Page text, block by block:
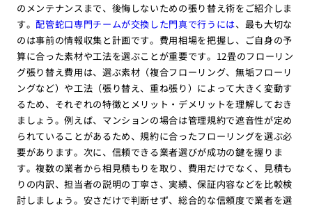
のメンテナンスまで、後悔しないための張り替え術をご紹介しま
す。配管蛇口専門チームが交換した門真で行うには、最も大切な
のは事前の情報収集と計画です。費用相場を把握し、ご自身の予
算に合った素材や工法を選ぶことが重要です。12畳のフローリン
グ張り替え費用は、選ぶ素材（複合フローリング、無垢フローリ
ングなど）や工法（張り替え、重ね張り）によって大きく変動す
るため、それぞれの特徴とメリット・デメリットを理解しておき
ましょう。例えば、マンションの場合は管理規約で遮音性が定め
られていることがあるため、規約に合ったフローリングを選ぶ必
要があります。次に、信頼できる業者選びが成功の鍵を握りま
す。複数の業者から相見積もりを取り、費用だけでなく、見積も
りの内訳、担当者の説明の丁寧さ、実績、保証内容などを比較検
討しましょう。安さだけで判断せず、総合的な信頼度で業者を選